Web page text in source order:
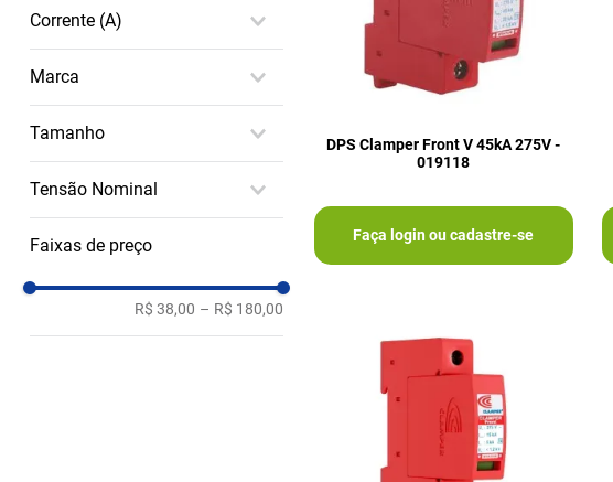
Corrente (A)
20
Marca
Tamanho
(AxLxP)
Tensão Nominal
Faixas de preço
R$ 38,00 – R$ 180,00
DPS Clamper Front V 45kA 275V -
019118
Faça login ou cadastre-se